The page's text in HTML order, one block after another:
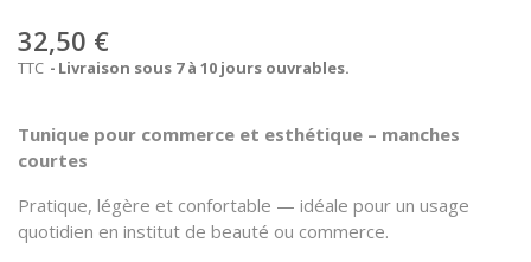
32,50 €
TTC Livraison sous 7 à 10 jours ouvrables.
Tunique pour commerce et esthétique – manches
courtes
Pratique, légère et confortable — idéale pour un usage
quotidien en institut de beauté ou commerce.